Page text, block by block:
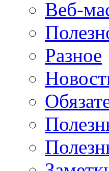
Веб-
Разное